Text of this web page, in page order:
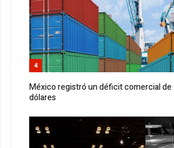
4
México registró un déficit comercial de
dólares